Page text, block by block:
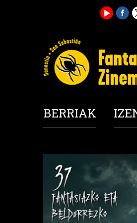
BERRIAK
Kanpoko edukia